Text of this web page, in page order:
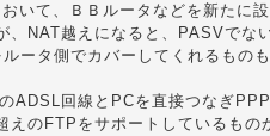
いて、ＢＢルータなどを新たに
NAT越えになると、PASVでな
ータ側でカバーしてくれるものも
ADSL回線とPCを直接つなぎ
のFTPをサポートしているもの